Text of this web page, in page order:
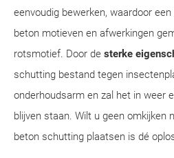
eenvoudig bewerken, waardoor
beton motieven en afwerkingen
rotsmotief. Door de sterke
schutting bestand tegen
onderhoudsarm en zal het in weer
blijven staan. Wilt u geen omkijken
beton schutting plaatsen is dé